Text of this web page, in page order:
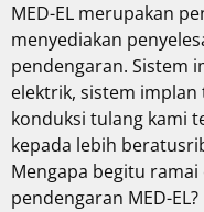
MED-EL merupakan
menyediakan
pendengaran. Sistem
elektrik, sistem
konduksi tulang kami
kepada lebih
Mengapa begitu
pendengaran MED-EL?